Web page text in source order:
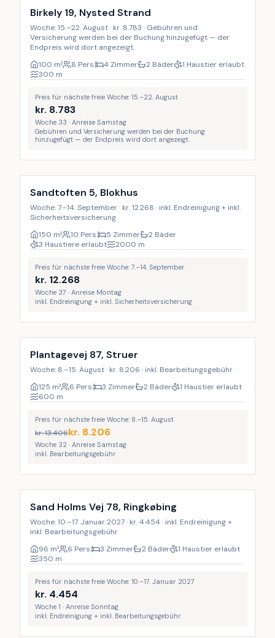
Birkely 19, Nysted Strand
Woche: 15.–22. August · kr. 8.783 · Gebühren und
Versicherung werden bei der Buchung hinzugefügt — der
Endpreis wird dort angezeigt.
100 m² 8 Pers. 4 Zimmer 2 Bäder
1 Haustier erlaubt
300 m
Preis für nächste freie Woche: 15.–22. August
kr. 8.783
Woche 33 · Anreise Samstag
Gebühren und Versicherung werden bei der Buchung
hinzugefügt — der Endpreis wird dort angezeigt.
Inkl. Endreinigung
Sandtoften 5, Blokhus
Woche: 7.–14. September · kr. 12.268 · inkl. Endreinigung + inkl.
Sicherheitsversicherung
150 m² 10 Pers. 5 Zimmer
2 Bäder
3 Haustiere erlaubt
2000 m
Preis für nächste freie Woche: 7.–14. September
kr. 12.268
Woche 37 · Anreise Montag
inkl. Endreinigung + inkl. Sicherheitsversicherung
LAST MINUTE
Plantagevej 87, Struer
Woche: 8.–15. August · kr. 8.206 · inkl. Bearbeitungsgebühr
125 m² 6 Pers. 3 Zimmer 2 Bäder
1 Haustier erlaubt
600 m
Preis für nächste freie Woche: 8.–15. August
kr.13.406kr. 8.206
Woche 32 · Anreise Samstag
inkl. Bearbeitungsgebühr
Inkl. Endreinigung
Sand Holms Vej 78, Ringkøbing
Woche: 10.–17. Januar 2027 · kr. 4.454 · inkl. Endreinigung +
inkl. Bearbeitungsgebühr
96 m² 6 Pers. 3 Zimmer 2 Bäder
1 Haustier erlaubt
350 m
Preis für nächste freie Woche: 10.–17. Januar 2027
kr. 4.454
Woche 1 · Anreise Sonntag
inkl. Endreinigung + inkl. Bearbeitungsgebühr